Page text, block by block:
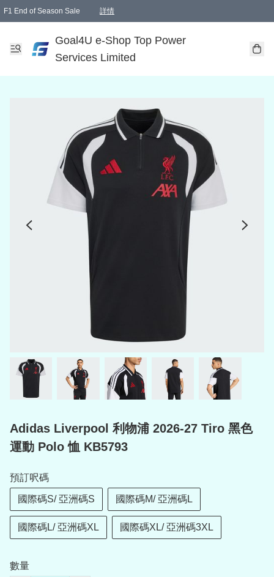
F1 End of Season Sale 詳情
Goal4U e-Shop Top Power
Services Limited
Adidas Liverpool 利物浦 2026-27 Tiro 黑色
運動 Polo 恤 KB5793
預訂呎碼
國際碼S/ 亞洲碼S 國際碼M/ 亞洲碼L
國際碼L/ 亞洲碼XL 國際碼XL/ 亞洲碼3XL
數量